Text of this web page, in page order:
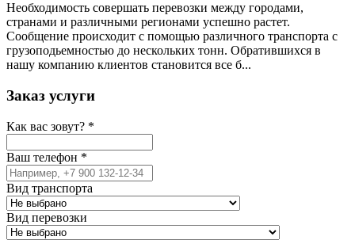
Необходимость совершать перевозки между городами,
странами и различными регионами успешно растет.
Сообщение происходит с помощью различного транспорта с
грузоподьемностью до нескольких тонн. Обратившихся в
нашу компанию клиентов становится все б...
Заказ услуги
Как вас зовут? *
Ваш телефон *
Вид транспорта
Вид перевозки